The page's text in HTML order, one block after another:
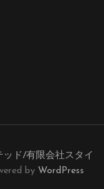
ド/有限会社スタイ
by WordPress